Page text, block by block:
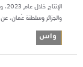
والجزائر وسلطنة عُمان،
واس